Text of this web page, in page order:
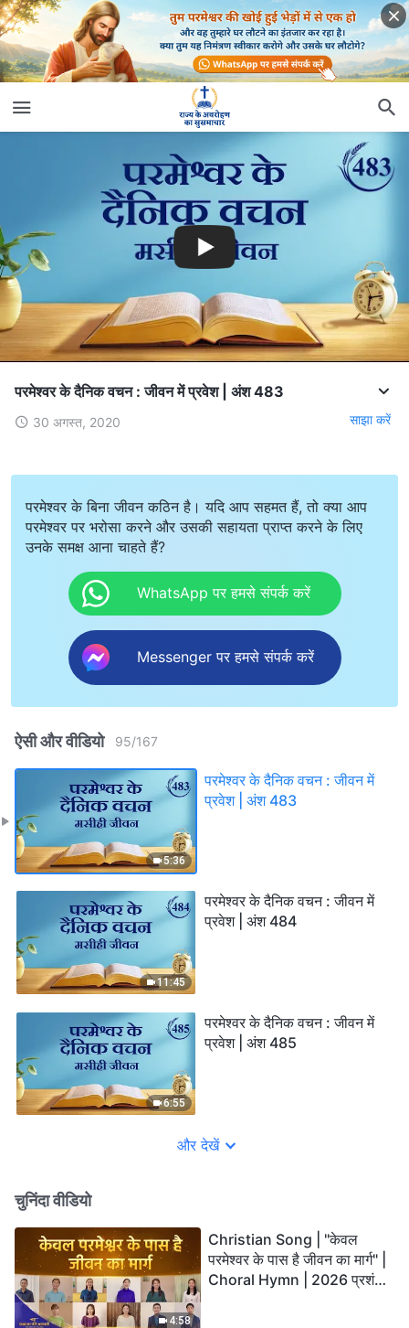
परमेश्वर के दैनिक वचन : जीवन में प्रवेश | अंश 483
30 अगस्त, 2020 साझा करें
परमेश्वर के बिना जीवन कठिन है। यदि आप सहमत हैं, तो क्या आप
परमेश्वर पर भरोसा करने और उसकी सहायता प्राप्त करने के लिए
उनके समक्ष आना चाहते हैं?
WhatsApp पर हमसे संपर्क करें
Messenger पर हमसे संपर्क करें
ऐसी और वीडियो 95/167
5:36
परमेश्वर के दैनिक वचन : जीवन में
प्रवेश | अंश 483
11:45
परमेश्वर के दैनिक वचन : जीवन में
प्रवेश | अंश 484
6:55
परमेश्वर के दैनिक वचन : जीवन में
प्रवेश | अंश 485
और देखें
चुनिंदा वीडियो
4:58
Christian Song | "केवल
परमेश्वर के पास है जीवन का मार्ग" |
Choral Hymn | 2026 प्रशंसा